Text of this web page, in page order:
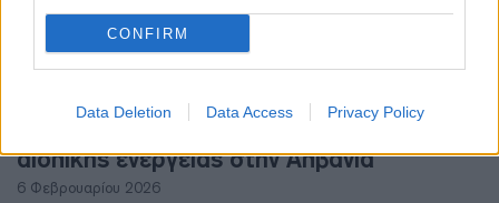
CONFIRM
Data Deletion Data Access Privacy Policy
αιολικής ενέργειας στην Αλβανία
6 Φεβρουαρίου 2026